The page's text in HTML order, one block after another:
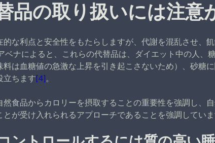
品の取り扱いには注意
的な利点と安全性をもたらしますが、代謝を混乱させ、
ベナによると、これらの代替品は、ダイエット中の人、
料は血糖値の急激な上昇を引き起こさないため）、砂糖
立ちます[4]
然食品からカロリーを摂取することの重要性を強調し、
が受け入れられるアプローチであることを強調していま